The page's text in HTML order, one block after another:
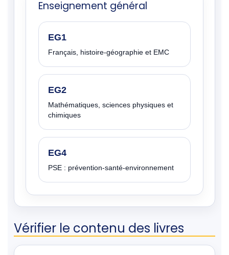
Enseignement général
EG1
Français, histoire-géographie et EMC
EG2
Mathématiques, sciences physiques et
chimiques
EG4
PSE : prévention-santé-environnement
Vérifier le contenu des livres